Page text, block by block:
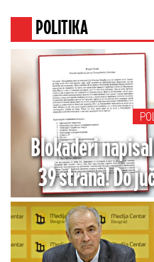
POLITIKA
Blokaderi
39 strana! Do
sada je